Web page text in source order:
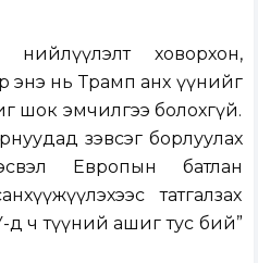
ховорхон,
энэ нь Трамп анх үүнийг
шок эмчилгээ болохгүй.
зэвсэг борлуулах
Европын батлан
татгалзах
ч түүний ашиг тус бий”